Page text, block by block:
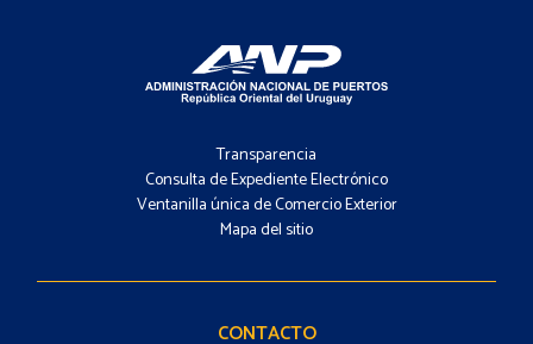
-
Menú
Transparencia
Consulta de Expediente Electrónico
Ventanilla única de Comercio Exterior
Mapa del sitio
-
Contacto
CONTACTO